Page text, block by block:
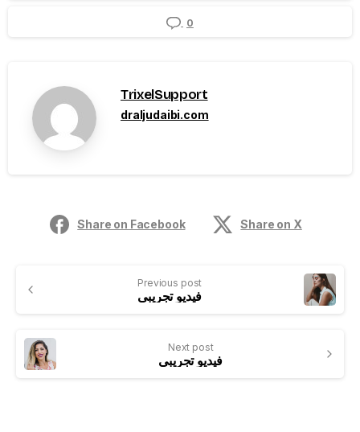
0
TrixelSupport
draljudaibi.com
Share on Facebook Share on X
Previous post
فيديو تجريبي
Next post
فيديو تجريبي